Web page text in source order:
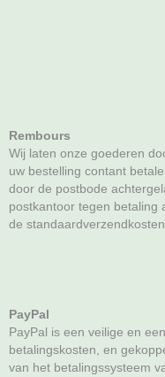
Rembours
Wij laten onze goederen
uw bestelling contant
door de postbode
postkantoor tegen
de
PayPal
PayPal is een veilige en
betalingskosten, en
van het betalingssysteem